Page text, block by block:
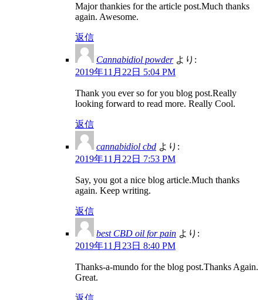
Major thankies for the article post.Much thanks
again. Awesome.
返信
Cannabidiol powder より:
2019年11月22日 5:04 PM
Thank you ever so for you blog post.Really
looking forward to read more. Really Cool.
返信
cannabidiol cbd より:
2019年11月22日 7:53 PM
Say, you got a nice blog article.Much thanks
again. Keep writing.
返信
best CBD oil for pain より:
2019年11月23日 8:40 PM
Thanks-a-mundo for the blog post.Thanks Again.
Great.
返信